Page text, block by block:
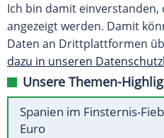
Ich bin damit
angezeigt werden. Damit
Daten an Drittplattformen
dazu in unseren
Unsere Themen-
Spanien im Finsternis-
Euro